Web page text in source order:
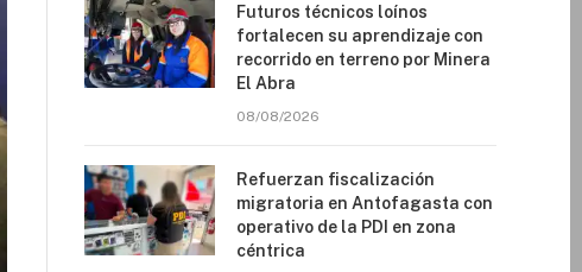
Futuros técnicos loínos
fortalecen su aprendizaje con
recorrido en terreno por Minera
El Abra
08/08/2026
Refuerzan fiscalización
migratoria en Antofagasta con
operativo de la PDI en zona
céntrica